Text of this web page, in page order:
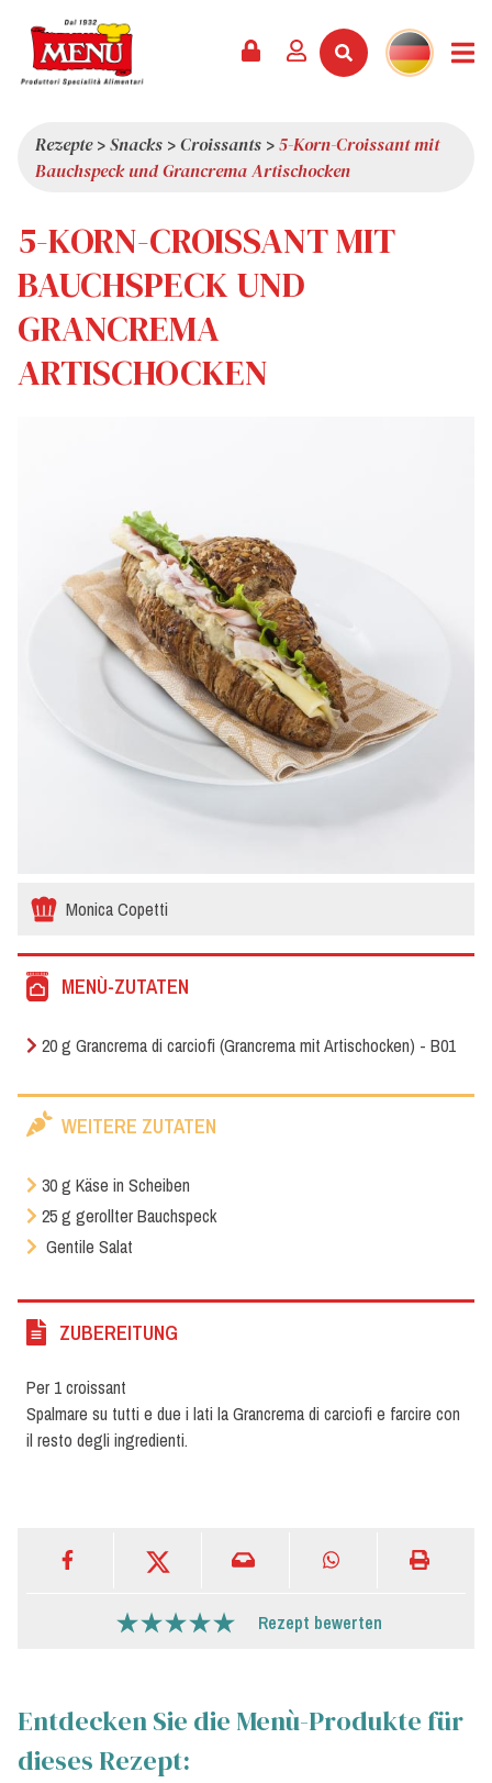
KATALOG
SERVICES
NEUHEITEN
PRÄMIEN
PRESSESCHAU
ÜBER UNS
QUALITÄT
WERTE
INTERESSANTES
SHOWROOM
ARBEITEN SIE MIT UNS
Rezepte>Snacks >Croissants >5-Korn-Croissant mit
Bauchspeck und Grancrema Artischocken
5-KORN-CROISSANT MIT
BAUCHSPECK UND
GRANCREMA
ARTISCHOCKEN
Monica Copetti
MENÙ-ZUTATEN
20 g Grancrema di carciofi (Grancrema mit Artischocken) - B01
WEITERE ZUTATEN
30 g Käse in Scheiben
25 g gerollter Bauchspeck
Gentile Salat
ZUBEREITUNG
Per 1 croissant
Spalmare su tutti e due i lati la Grancrema di carciofi e farcire con
il resto degli ingredienti.
Rezept bewerten
Entdecken Sie die Menù-Produkte für
dieses Rezept: